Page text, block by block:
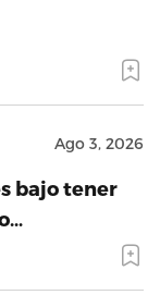
Ago 3, 2026
bajo tener